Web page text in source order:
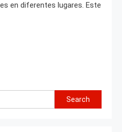
en diferentes lugares. Este
Search
for: